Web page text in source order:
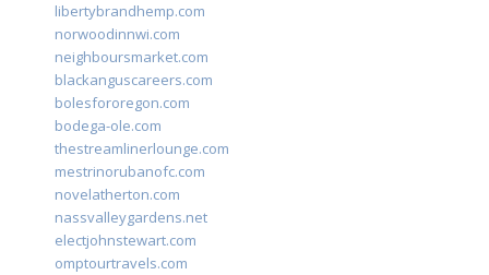
libertybrandhemp.com
norwoodinnwi.com
neighboursmarket.com
blackanguscareers.com
bolesfororegon.com
bodega-ole.com
thestreamlinerlounge.com
mestrinorubanofc.com
novelatherton.com
nassvalleygardens.net
electjohnstewart.com
omptourtravels.com